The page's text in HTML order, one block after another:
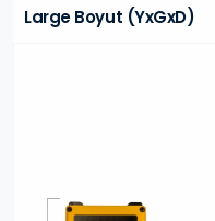
Large Boyut (YxGxD)